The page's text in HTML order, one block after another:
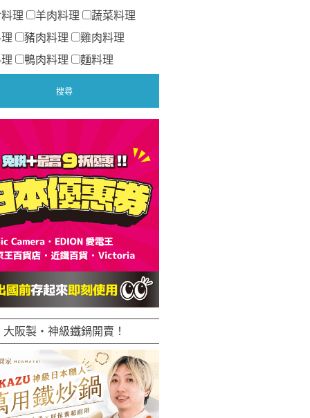
理
羊肉料理
蔬菜料理
豬肉料理
雞肉料理
鴨肉料理 麵料理
大阪製・神級鐵鍋開賣！